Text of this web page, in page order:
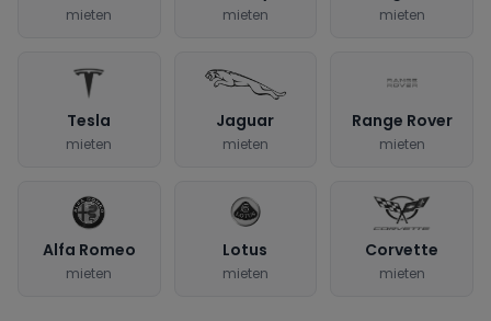
mieten mieten mieten
Tesla
mieten
Jaguar
mieten
Range Rover
mieten
Alfa Romeo
mieten
Lotus
mieten
Corvette
mieten